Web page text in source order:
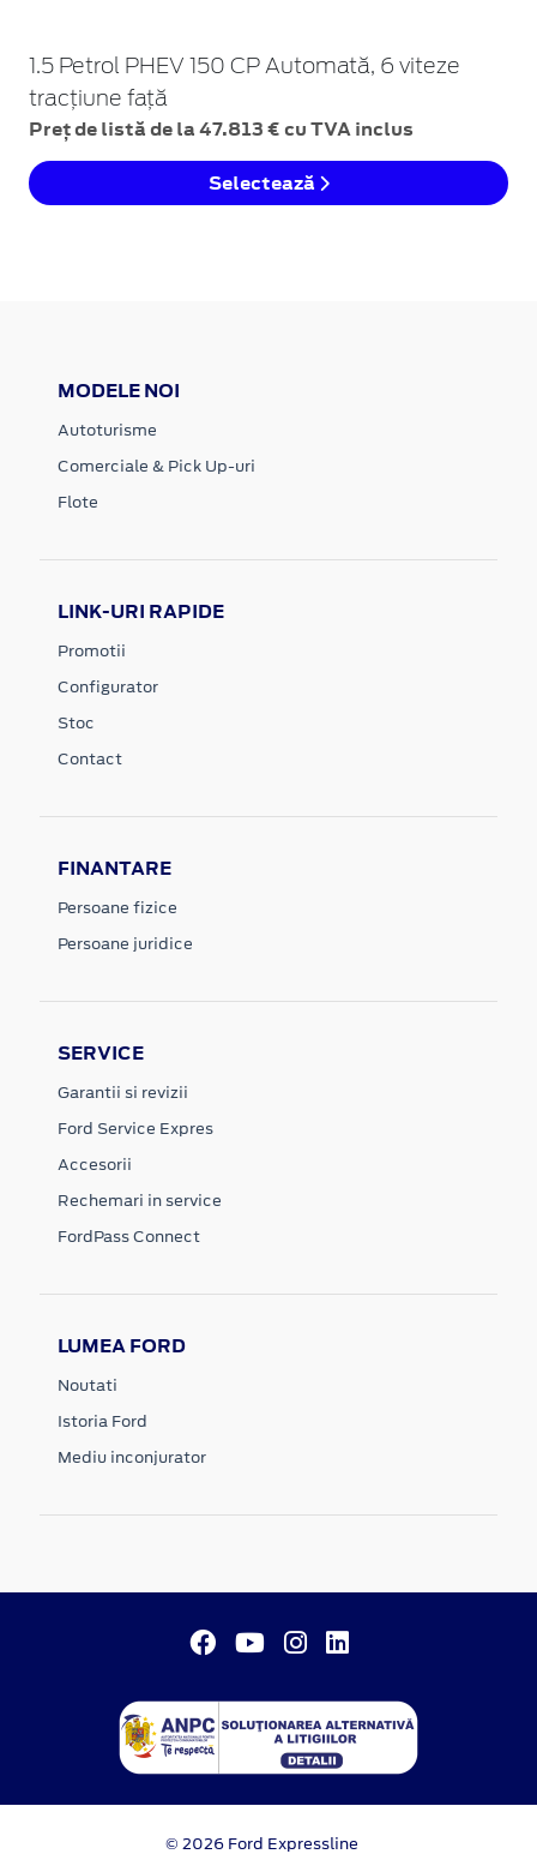
1.5 Petrol PHEV 150 CP Automată, 6 viteze
tracțiune față
Preț de listă de la 47.813 € cu TVA inclus
Selectează
MODELE NOI
Autoturisme
Comerciale & Pick Up-uri
Flote
LINK-URI RAPIDE
Promotii
Configurator
Stoc
Contact
FINANTARE
Persoane fizice
Persoane juridice
SERVICE
Garantii si revizii
Ford Service Expres
Accesorii
Rechemari in service
FordPass Connect
LUMEA FORD
Noutati
Istoria Ford
Mediu inconjurator
© 2026 Ford Expressline